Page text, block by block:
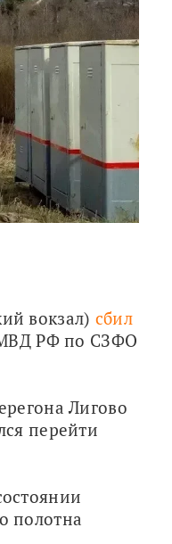
вокзал) сбил
МВД РФ по СЗФО
Лигово
перейти
полотна